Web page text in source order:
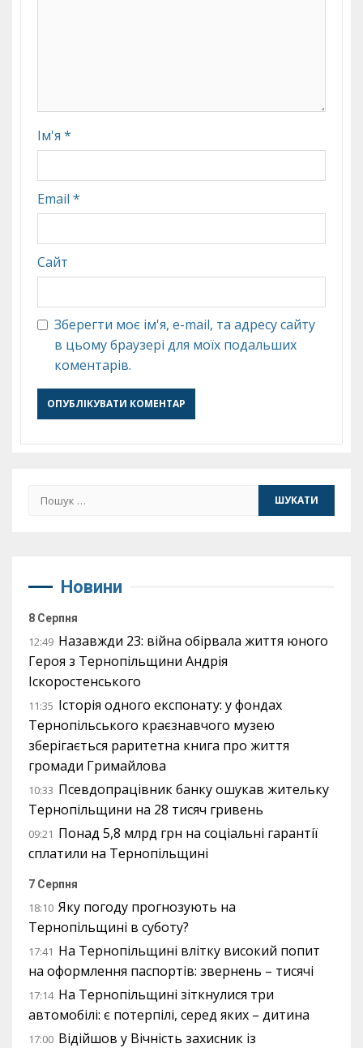
Ім'я *
Email *
Сайт
Зберегти моє ім'я, e-mail, та адресу сайту
в цьому браузері для моїх подальших
коментарів.
Пошук:
Новини
8 Серпня
12:49 Назавжди 23: війна обірвала життя юного
Героя з Тернопільщини Андрія
Іскоростенського
11:35 Історія одного експонату: у фондах
Тернопільського краєзнавчого музею
зберігається раритетна книга про життя
громади Гримайлова
10:33 Псевдопрацівник банку ошукав жительку
Тернопільщини на 28 тисяч гривень
09:21 Понад 5,8 млрд грн на соціальні гарантії
сплатили на Тернопільщині
7 Серпня
18:10 Яку погоду прогнозують на
Тернопільщині в суботу?
17:41 На Тернопільщині влітку високий попит
на оформлення паспортів: звернень – тисячі
17:14 На Тернопільщині зіткнулися три
автомобілі: є потерпілі, серед яких – дитина
17:00 Відійшов у Вічність захисник із